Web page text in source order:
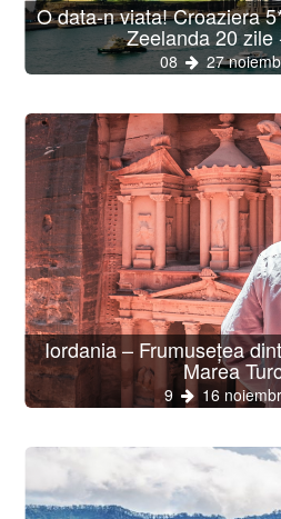
O data-n viata! Croaziera
Zeelanda 20 zile
08 27
Iordania – Frumusețea
Marea
9 16